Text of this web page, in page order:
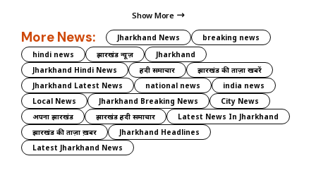
Show More
More News: Jharkhand News
breaking news
hindi news
झारखंड न्यूज़
Jharkhand
Jharkhand Hindi News
हिंदी समाचार
झारखंड की ताज़ा खबरें
Jharkhand Latest News
national news
india news
Local News
Jharkhand Breaking News
City News
अपना झारखंड
झारखंड हिंदी समाचार
Latest News In Jharkhand
झारखंड की ताज़ा ख़बर
Jharkhand Headlines
Latest Jharkhand News